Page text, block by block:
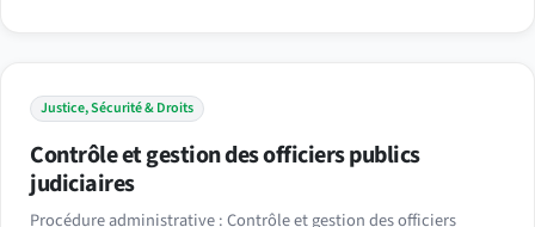
Justice, Sécurité & Droits
Contrôle et gestion des officiers publics
judiciaires
Procédure administrative : Contrôle et gestion des officiers